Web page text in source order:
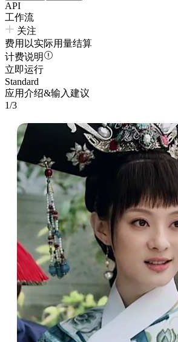
API
工作流
关注
费用以实际用量结算
计费说明
立即运行
Standard
应用介绍&输入建议
1/3